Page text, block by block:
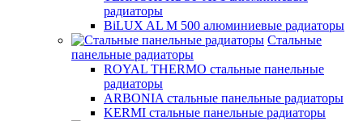
радиаторы
BiLUX AL M 500 алюминиевые радиаторы
Стальные
панельные радиаторы
ROYAL THERMO стальные панельные
радиаторы
ARBONIA стальные панельные радиаторы
KERMI стальные панельные радиаторы